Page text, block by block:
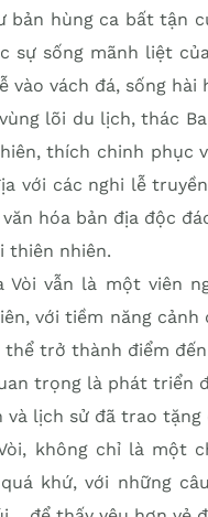
bản hùng ca bất tận
sự sống mãnh liệt
vào vách đá, sống hài
lõi du lịch, thác
thích chinh phục
với các nghi lễ
hóa bản địa độc
thiên nhiên.
Vòi vẫn là một viên
với tiềm năng
thể trở thành điểm
trọng là phát triển
và lịch sử đã trao tặng
không chỉ là một
khứ, với những